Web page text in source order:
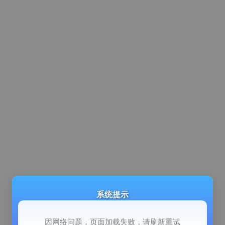
系统提示
因网络问题，页面加载失败，请刷新重试